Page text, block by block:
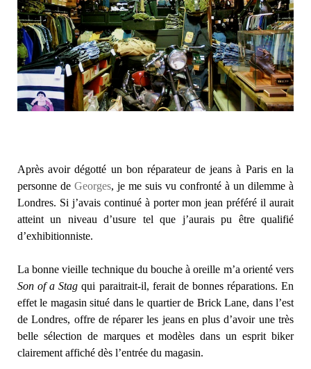
Après avoir dégotté un bon réparateur de jeans à Paris en la
personne de Georges, je me suis vu confronté à un dilemme à
Londres. Si j’avais continué à porter mon jean préféré il aurait
atteint un niveau d’usure tel que j’aurais pu être qualifié
d’exhibitionniste.
La bonne vieille technique du bouche à oreille m’a orienté vers
Son of a Stag qui paraitrait-il, ferait de bonnes réparations. En
effet le magasin situé dans le quartier de Brick Lane, dans l’est
de Londres, offre de réparer les jeans en plus d’avoir une très
belle sélection de marques et modèles dans un esprit biker
clairement affiché dès l’entrée du magasin.